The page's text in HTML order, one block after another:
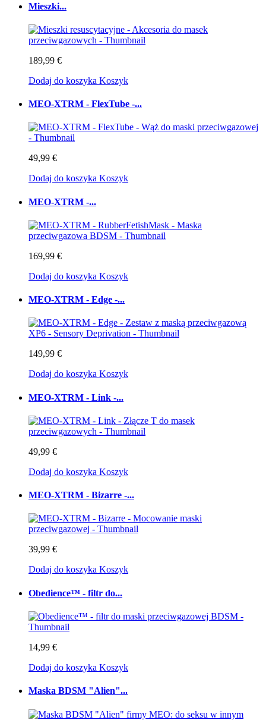
Mieszki...
189,99 €
Dodaj do koszyka Koszyk
MEO-XTRM - FlexTube -...
49,99 €
Dodaj do koszyka Koszyk
MEO-XTRM -...
169,99 €
Dodaj do koszyka Koszyk
MEO-XTRM - Edge -...
149,99 €
Dodaj do koszyka Koszyk
MEO-XTRM - Link -...
49,99 €
Dodaj do koszyka Koszyk
MEO-XTRM - Bizarre -...
39,99 €
Dodaj do koszyka Koszyk
Obedience™ - filtr do...
14,99 €
Dodaj do koszyka Koszyk
Maska BDSM "Alien"...